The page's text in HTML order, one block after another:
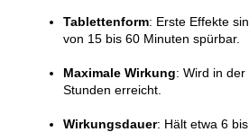
Tablettenform: Erste Effekte
von 15 bis 60 Minuten spürbar.
Maximale Wirkung: Wird in
Stunden erreicht.
Wirkungsdauer: Hält etwa 6